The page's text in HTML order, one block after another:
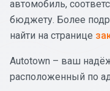
автомобиль,
бюджету. Более
найти на странице
Autotown – ваш
расположенный по